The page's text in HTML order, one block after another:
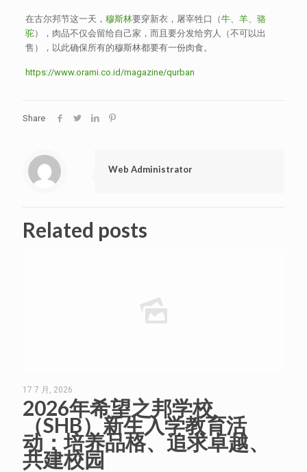
在古尔邦节这一天， 穆斯林要穿新衣，屠宰牲口（牛、 羊、 骆
驼），肉品不仅会留给自己家，而且要分发给穷人（不可以出
售），以此确保所有的穆斯林都要有一份肉食。
https://www.orami.co.id/magazine/qurban
Share
Web Administrator
Related posts
17 7 月, 2026
2026年希望之邦学校
（SHB）新生入学教育活
动：培养品格、追求卓越、
共建校园